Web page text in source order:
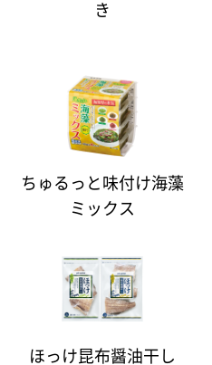
き
ちゅるっと味付け海藻
ミックス
ほっけ昆布醤油干し